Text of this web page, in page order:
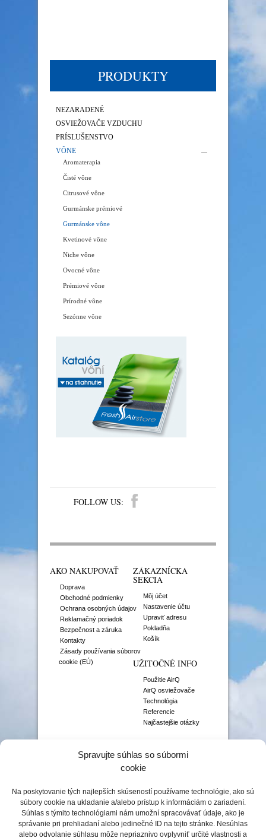
Spravujte súhlas so súbormi
cookie
Na poskytovanie tých najlepších skúseností používame technológie, ako sú
súbory cookie na ukladanie a/alebo prístup k informáciám o zariadení.
Súhlas s týmito technológiami nám umožní spracovávať údaje, ako je
správanie pri prehliadaní alebo jedinečné ID na tejto stránke. Nesúhlas
alebo odvolanie súhlasu môže nepriaznivo ovplyvniť určité vlastnosti a
PRODUKTY
NEZARADENÉ
OSVIEŽOVAČE VZDUCHU
PRÍSLUŠENSTVO
VÔNE
Aromaterapia
Čisté vône
Citrusové vône
Gurmánske prémiové
Gurmánske vône
Kvetinové vône
Niche vône
Ovocné vône
Prémiové vône
Prírodné vône
Sezónne vône
FOLLOW US:
AKO NAKUPOVAŤ
Doprava
Obchodné podmienky
Ochrana osobných údajov
Reklamačný poriadok
Bezpečnost a záruka
Kontakty
Zásady používania súborov
cookie (EÚ)
ZÁKAZNÍCKA
SEKCIA
Môj účet
Nastavenie účtu
Upraviť adresu
Pokladňa
Košík
UŽITOČNÉ INFO
Použitie AirQ
AirQ osviežovače
Technológia
Referencie
Najčastejšie otázky
Gurmánske vône
Gurmánske prémiové
Kvetinové vône
Niche vône